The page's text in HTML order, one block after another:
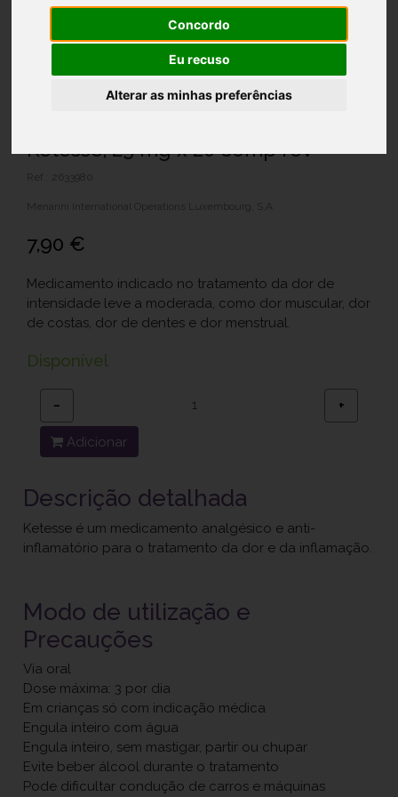
Concordo
Eu recuso
Alterar as minhas preferências
Ketesse, 25 mg x 20 comp rev
Ref.: 2633980
Menarini International Operations Luxembourg, S.A.
7,90 €
Medicamento indicado no tratamento da dor de
intensidade leve a moderada, como dor muscular, dor
de costas, dor de dentes e dor menstrual.
Disponível
− +
Adicionar
Descrição detalhada
Ketesse é um medicamento analgésico e anti-
inflamatório para o tratamento da dor e da inflamação.
Modo de utilização e
Precauções
Via oral
Dose máxima: 3 por dia
Em crianças só com indicação médica
Engula inteiro com água
Engula inteiro, sem mastigar, partir ou chupar
Evite beber álcool durante o tratamento
Pode dificultar condução de carros e máquinas